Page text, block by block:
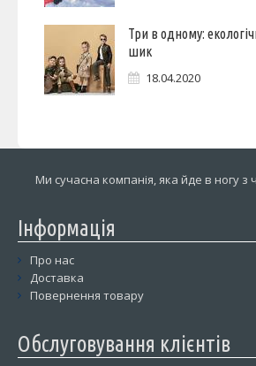
Три в одному:
шик
18.04.2020
Ми сучасна компанія, яка йде в ногу з
Інформація
Про нас
Доставка
Повернення товару
Обслуговування клієнтів